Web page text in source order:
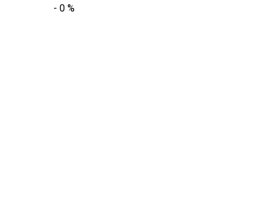
- 0 %